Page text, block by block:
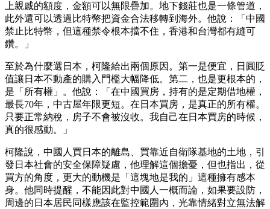
上親戚的額度，金額可以無限疊加。地下錢莊也是一條管道，
此外還可以透過比特幣把資金合法移轉到海外。他說：「中國
禁止比特幣，但這種禁令根本擋不住，香港和台灣都有縫可
鑽。」
至於為什麼選日本，柯隆給出兩個原因。第一是便宜，日圓貶
值讓日本不動產的購入門檻大幅降低。第二，也是更根本的，
是「所有權」。他說：「在中國買房，持有的是定期借地權，
最長70年，中古屋年限更短。在日本買房，是真正的所有權。
只要正常納稅，房子不會被沒收。我自己在日本買房的時候，
真的很感動。」
柯隆說，中國人買日本的離島、買靠近自衛隊基地的土地，引
發日本社會的安全保障疑慮，他理解這個擔憂，但也指出，從
買方的角度，更大的動機是「這塊地是我的」這種擁有感本
身。他同時提醒，不能因此對中國人一概而論，如果要設防，
周邊的日本居民同樣應該在監控範圍內，光靠情緒對立無法解